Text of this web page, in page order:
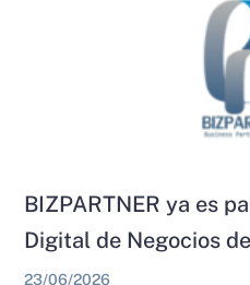
BIZPARTNER ya es
Digital de Negocios
23/06/2026